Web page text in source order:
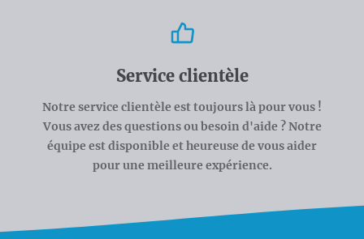
Service clientèle
Notre service clientèle est toujours là pour vous !
Vous avez des questions ou besoin d'aide ? Notre
équipe est disponible et heureuse de vous aider
pour une meilleure expérience.